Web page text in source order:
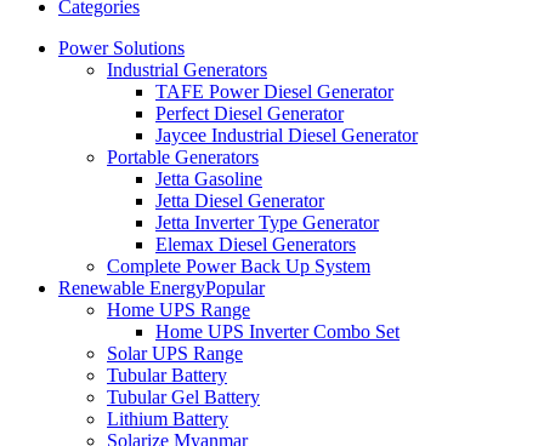
Categories
Power Solutions
Industrial Generators
TAFE Power Diesel Generator
Perfect Diesel Generator
Jaycee Industrial Diesel Generator
Portable Generators
Jetta Gasoline
Jetta Diesel Generator
Jetta Inverter Type Generator
Elemax Diesel Generators
Complete Power Back Up System
Renewable EnergyPopular
Home UPS Range
Home UPS Inverter Combo Set
Solar UPS Range
Tubular Battery
Tubular Gel Battery
Lithium Battery
Solarize Myanmar